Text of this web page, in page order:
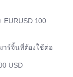
EURUSD 100
าร์จิ้นที่ต้องใช้ต่อ
USD